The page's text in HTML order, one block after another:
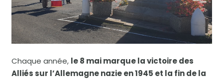
Chaque année, le 8 mai marque la victoire des
Alliés sur l’Allemagne nazie en 1945 et la fin de la